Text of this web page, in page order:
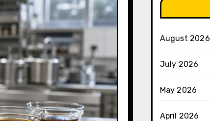
August 2026
July 2026
May 2026
April 2026